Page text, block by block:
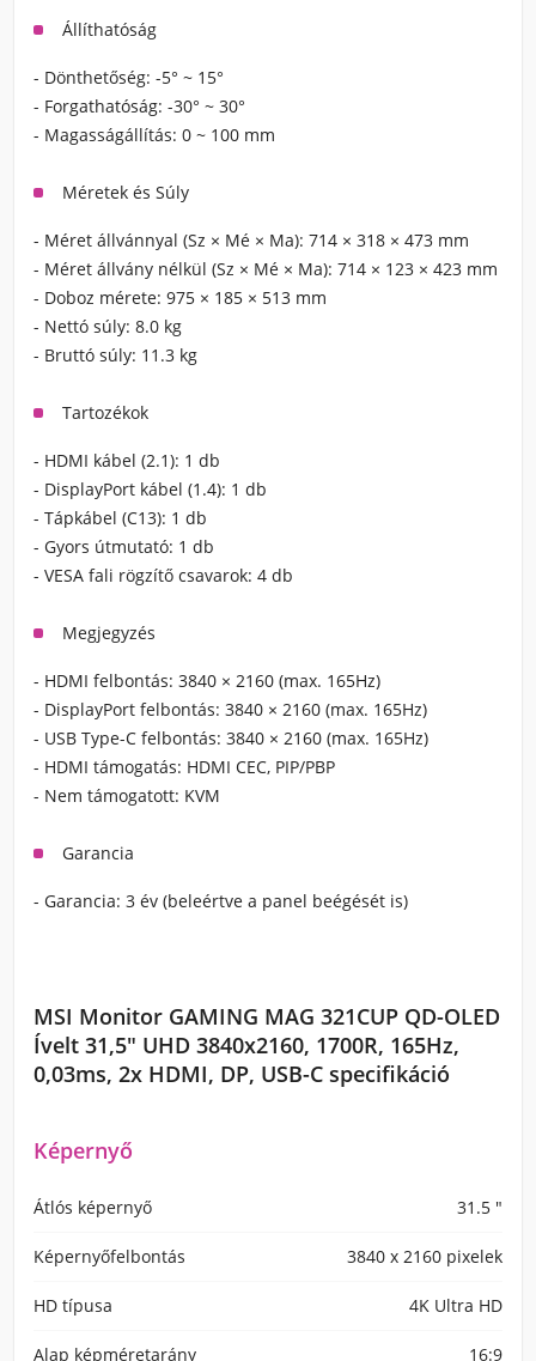
Állíthatóság
- Dönthetőség: -5° ~ 15°
- Forgathatóság: -30° ~ 30°
- Magasságállítás: 0 ~ 100 mm
Méretek és Súly
- Méret állvánnyal (Sz × Mé × Ma): 714 × 318 × 473 mm
- Méret állvány nélkül (Sz × Mé × Ma): 714 × 123 × 423 mm
- Doboz mérete: 975 × 185 × 513 mm
- Nettó súly: 8.0 kg
- Bruttó súly: 11.3 kg
Tartozékok
- HDMI kábel (2.1): 1 db
- DisplayPort kábel (1.4): 1 db
- Tápkábel (C13): 1 db
- Gyors útmutató: 1 db
- VESA fali rögzítő csavarok: 4 db
Megjegyzés
- HDMI felbontás: 3840 × 2160 (max. 165Hz)
- DisplayPort felbontás: 3840 × 2160 (max. 165Hz)
- USB Type-C felbontás: 3840 × 2160 (max. 165Hz)
- HDMI támogatás: HDMI CEC, PIP/PBP
- Nem támogatott: KVM
Garancia
- Garancia: 3 év (beleértve a panel beégését is)
MSI Monitor GAMING MAG 321CUP QD-OLED
Ívelt 31,5" UHD 3840x2160, 1700R, 165Hz,
0,03ms, 2x HDMI, DP, USB-C specifikáció
Képernyő
Átlós képernyő 31.5 "
Képernyőfelbontás 3840 x 2160 pixelek
HD típusa 4K Ultra HD
Alap képméretarány 16:9